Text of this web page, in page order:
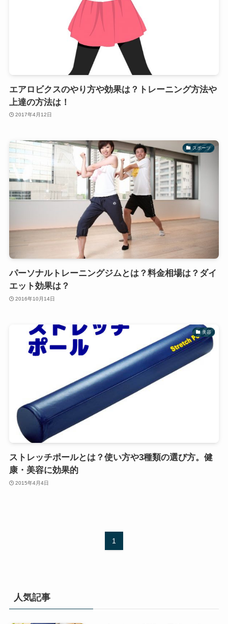
エアロビクスのやり方や効果は？トレーニング方法や
上達の方法は！
2017年4月12日
スポーツ
パーソナルトレーニングジムとは？料金相場は？ダイ
エット効果は？
2016年10月14日
美容
ストレッチポールとは？使い方や3種類の選び方。健
康・美容に効果的
2015年4月4日
1
人気記事